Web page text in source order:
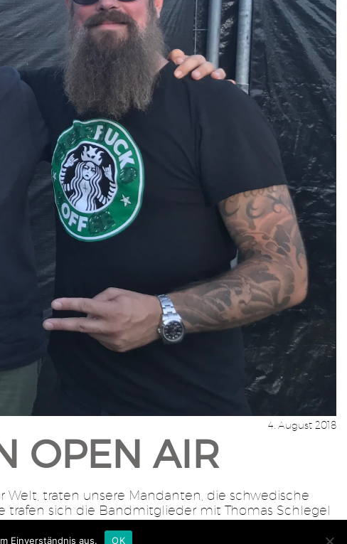
4. August 2018
OPEN AIR
Welt, traten unsere Mandanten, die schwedische
trafen sich die Bandmitglieder mit Thomas Schlegel
Einverständnis aus. OK